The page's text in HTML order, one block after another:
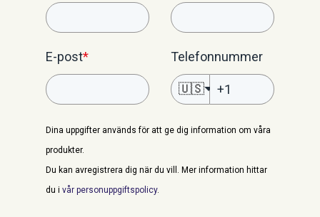
E-post* Telefonnummer
🇺🇸
Dina uppgifter används för att ge dig information om våra
produkter.
Du kan avregistrera dig när du vill. Mer information hittar
du i vår personuppgiftspolicy.